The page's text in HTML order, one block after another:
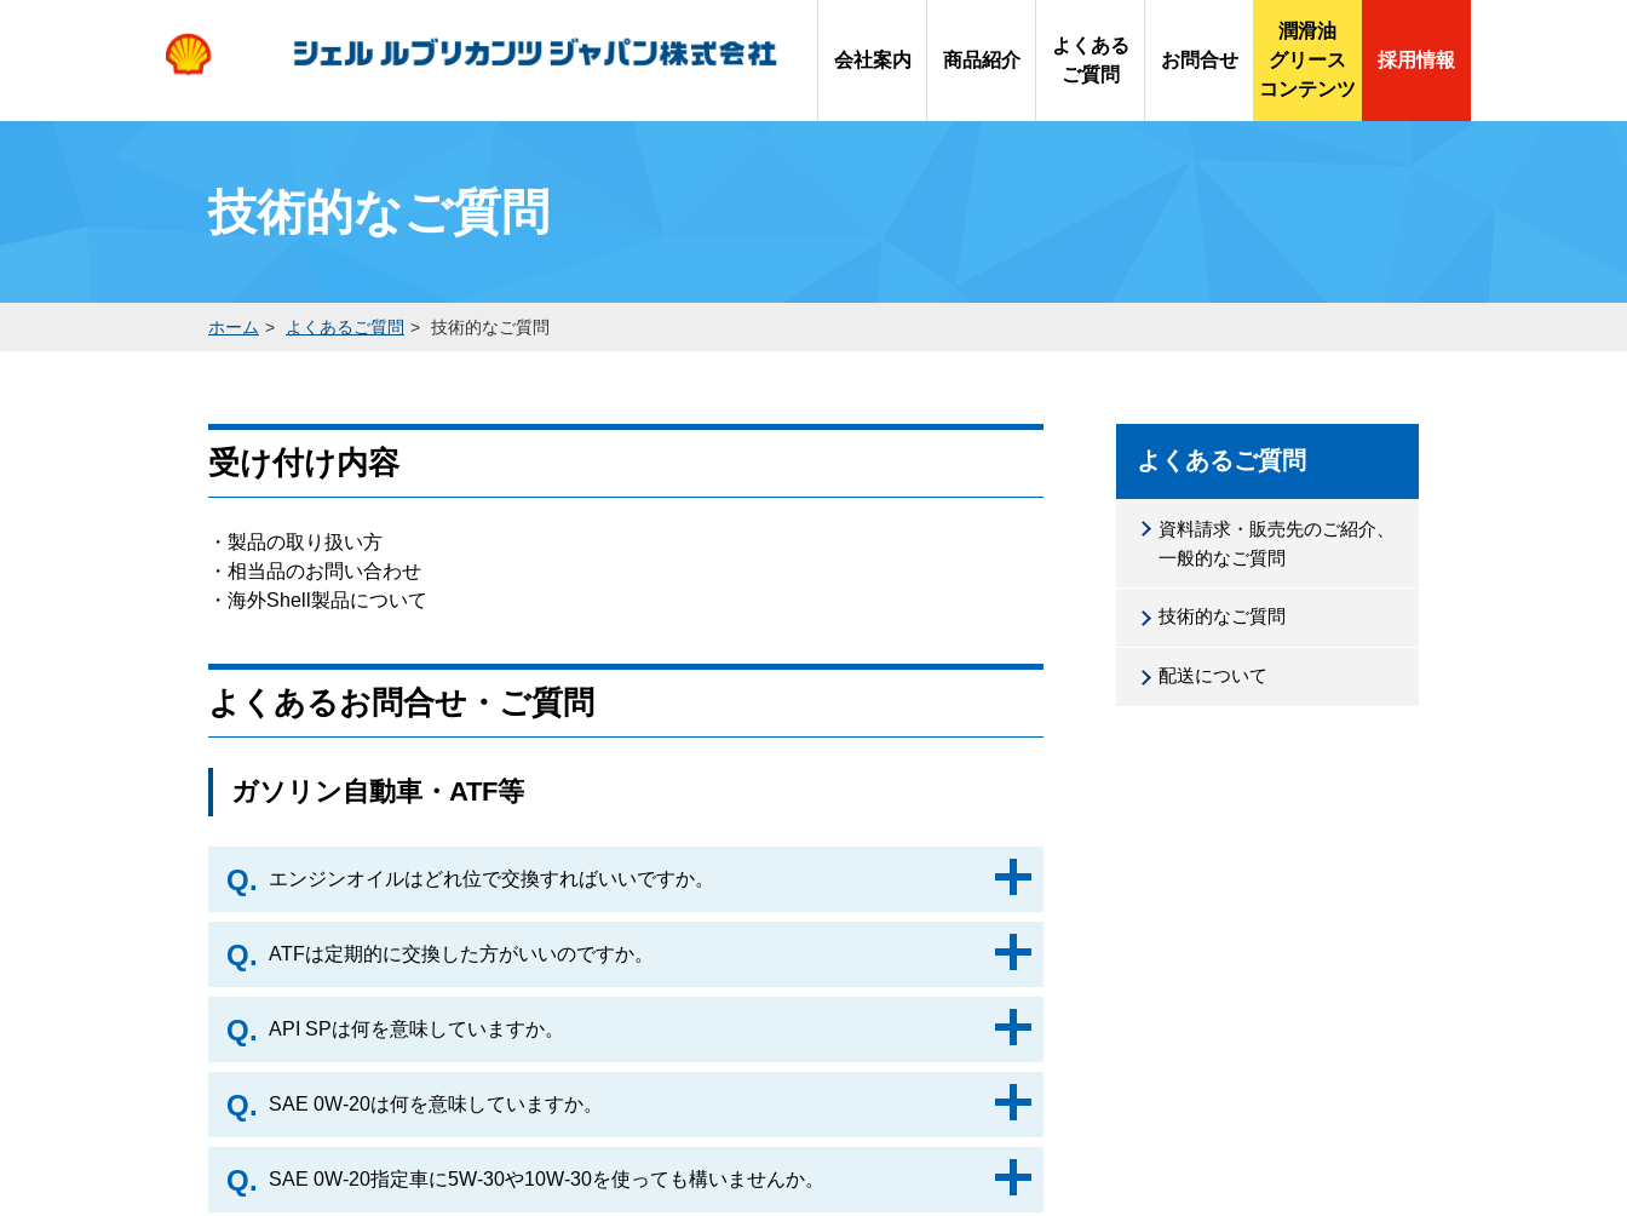
会社案内 商品紹介
よくある
ご質問
お問合せ
潤滑油
グリース
コンテンツ
採用情報
技術的なご質問
ホーム よくあるご質問 技術的なご質問
受け付け内容
・製品の取り扱い方
・相当品のお問い合わせ
・海外Shell製品について
よくあるお問合せ・ご質問
ガソリン自動車・ATF等
エンジンオイルはどれ位で交換すればいいですか。
ATFは定期的に交換した方がいいのですか。
API SPは何を意味していますか。
SAE 0W-20は何を意味していますか。
SAE 0W-20指定車に5W-30や10W-30を使っても構いませんか。
よくあるご質問
資料請求・販売先のご紹介、
一般的なご質問
技術的なご質問
配送について